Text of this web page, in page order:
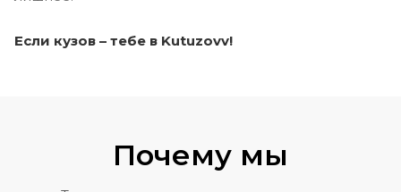
Если кузов – тебе в Kutuzovv!
Почему мы